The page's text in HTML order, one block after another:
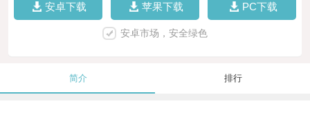
安卓下载 苹果下载 PC下载
安卓市场，安全绿色
简介 排行